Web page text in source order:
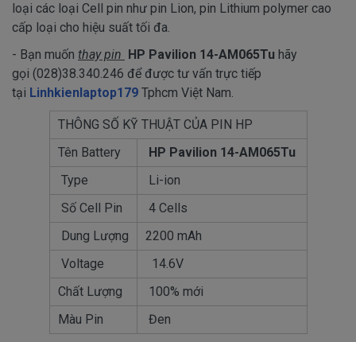
loại các loại Cell pin như pin Lion, pin Lithium polymer cao
cấp loại cho hiệu suất tối đa.
- Bạn muốn thay pin HP Pavilion 14-AM065Tu ​ hãy
gọi (028)38.340.246 để được tư vấn trực tiếp
tại Linhkienlaptop179 Tphcm Việt Nam.
THÔNG SỐ KỸ THUẬT CỦA PIN HP
Tên Battery
HP Pavilion 14-AM065Tu
Type
Li-ion
Số Cell Pin
4 Cells
Dung Lượng
2200 mAh
Voltage
14.6V
Chất Lượng
100% mới
Màu Pin
Đen